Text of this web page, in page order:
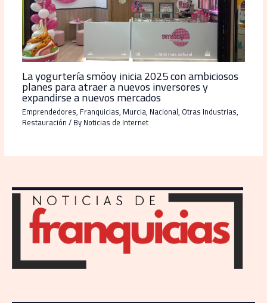
La yogurtería smöoy inicia 2025 con ambiciosos
planes para atraer a nuevos inversores y
expandirse a nuevos mercados
Emprendedores, Franquicias, Murcia, Nacional, Otras Industrias,
Restauración/ ByNoticias de Internet